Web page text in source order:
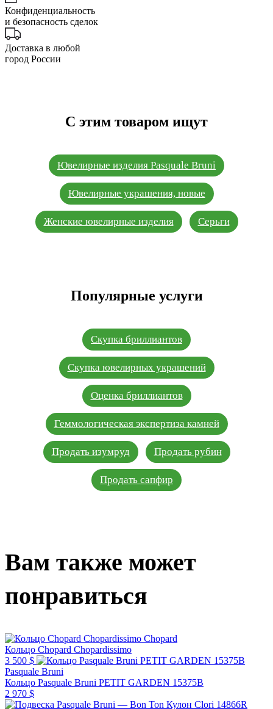
Конфиденциальность
и безопасность сделок
Доставка в любой
город России
С этим товаром ищут
Ювелирные изделия Pasquale Bruni
Ювелирные украшения, новые
Женские ювелирные изделия Серьги
Популярные услуги
Скупка бриллиантов
Скупка ювелирных украшений
Оценка бриллиантов
Геммологическая экспертиза камней
Продать изумруд Продать рубин
Продать сапфир
Вам также может
понравиться
Chopard
Кольцо Chopard Chopardissimo
3 500 $
Pasquale Bruni
Кольцо Pasquale Bruni PETIT GARDEN 15375B
2 970 $